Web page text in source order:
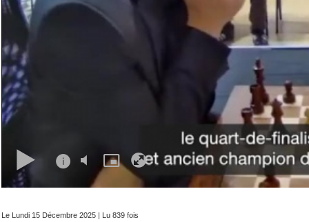
Le Lundi 15 Décembre 2025 | Lu 839 fois